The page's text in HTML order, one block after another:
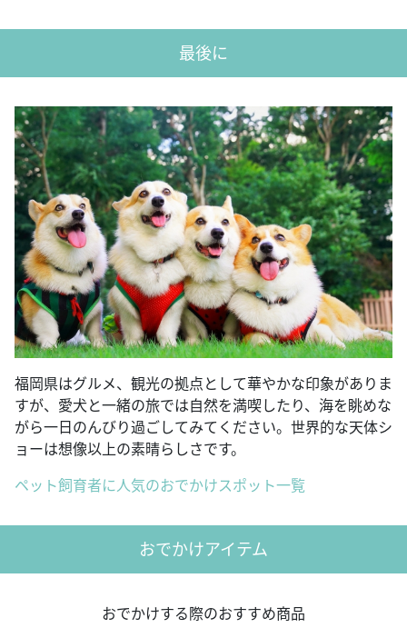
最後に
福岡県はグルメ、観光の拠点として華やかな印象がありま
すが、愛犬と一緒の旅では自然を満喫したり、海を眺めな
がら一日のんびり過ごしてみてください。世界的な天体シ
ョーは想像以上の素晴らしさです。
ペット飼育者に人気のおでかけスポット一覧
おでかけアイテム
おでかけする際のおすすめ商品